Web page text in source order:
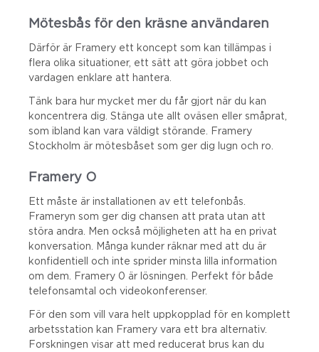
Mötesbås för den kräsne användaren
Därför är Framery ett koncept som kan tillämpas i
flera olika situationer, ett sätt att göra jobbet och
vardagen enklare att hantera.
Tänk bara hur mycket mer du får gjort när du kan
koncentrera dig. Stänga ute allt oväsen eller småprat,
som ibland kan vara väldigt störande. Framery
Stockholm är mötesbåset som ger dig lugn och ro.
Framery O
Ett måste är installationen av ett telefonbås.
Frameryn som ger dig chansen att prata utan att
störa andra. Men också möjligheten att ha en privat
konversation. Många kunder räknar med att du är
konfidentiell och inte sprider minsta lilla information
om dem. Framery 0 är lösningen. Perfekt för både
telefonsamtal och videokonferenser.
För den som vill vara helt uppkopplad för en komplett
arbetsstation kan Framery vara ett bra alternativ.
Forskningen visar att med reducerat brus kan du